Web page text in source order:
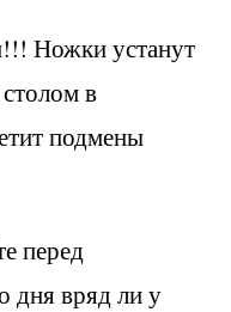
Ножки устанут
в
подмены
перед
дня вряд ли у